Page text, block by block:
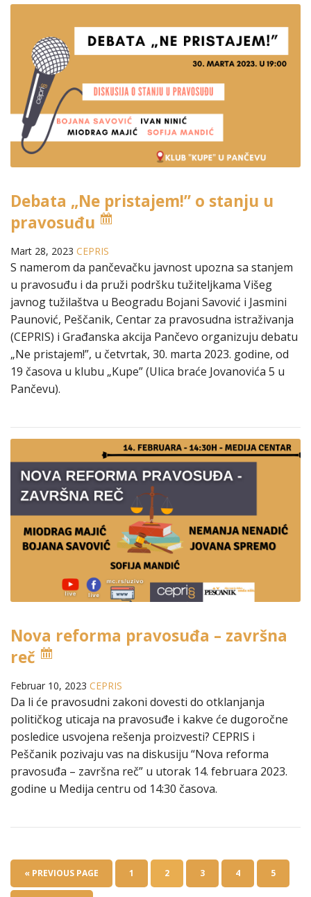
Debata „Ne pristajem!” o stanju u
pravosuđu
Mart 28, 2023 CEPRIS
S namerom da pančevačku javnost upozna sa stanjem
u pravosuđu i da pruži podršku tužiteljkama Višeg
javnog tužilaštva u Beogradu Bojani Savović i Jasmini
Paunović, Peščanik, Centar za pravosudna istraživanja
(CEPRIS) i Građanska akcija Pančevo organizuju debatu
„Ne pristajem!”, u četvrtak, 30. marta 2023. godine, od
19 časova u klubu „Kupe” (Ulica braće Jovanovića 5 u
Pančevu).
Nova reforma pravosuđa – završna
reč
Februar 10, 2023 CEPRIS
Da li će pravosudni zakoni dovesti do otklanjanja
političkog uticaja na pravosuđe i kakve će dugoročne
posledice usvojena rešenja proizvesti? CEPRIS i
Peščanik pozivaju vas na diskusiju “Nova reforma
pravosuđa – završna reč” u utorak 14. februara 2023.
godine u Medija centru od 14:30 časova.
« PREVIOUS PAGE 1 2 3 4 5